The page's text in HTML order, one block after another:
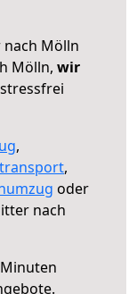
Mölln
Mölln, wir
,
,
oder
nach